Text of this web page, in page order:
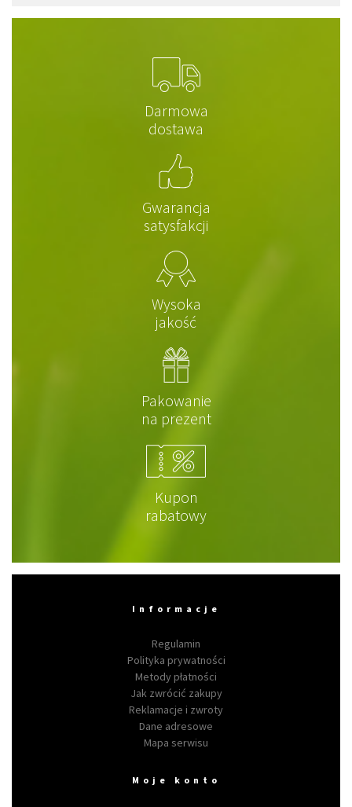
Darmowa
dostawa
Gwarancja
satysfakcji
Wysoka
jakość
Pakowanie
na prezent
Kupon
rabatowy
Informacje
Regulamin
Polityka prywatności
Metody płatności
Jak zwrócić zakupy
Reklamacje i zwroty
Dane adresowe
Mapa serwisu
Moje konto